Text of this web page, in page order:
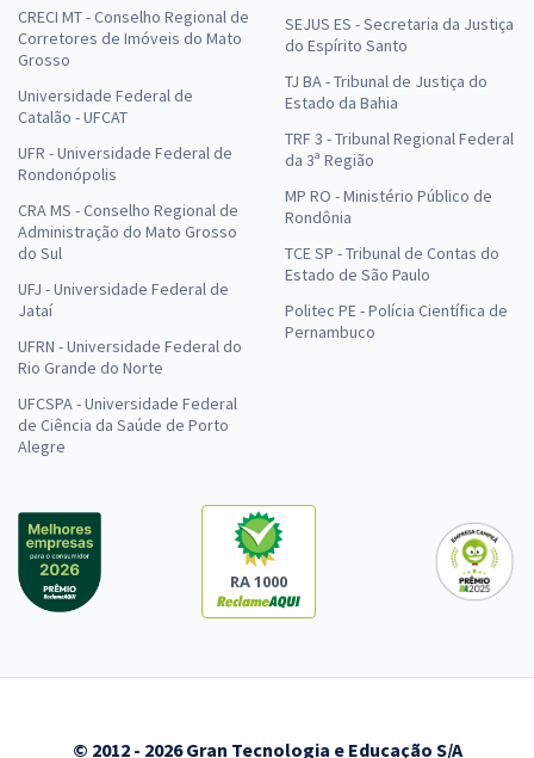
CRECI MT - Conselho Regional de
Corretores de Imóveis do Mato
Grosso
Universidade Federal de
Catalão - UFCAT
UFR - Universidade Federal de
Rondonópolis
CRA MS - Conselho Regional de
Administração do Mato Grosso
do Sul
UFJ - Universidade Federal de
Jataí
UFRN - Universidade Federal do
Rio Grande do Norte
UFCSPA - Universidade Federal
de Ciência da Saúde de Porto
Alegre
SEJUS ES - Secretaria da Justiça
do Espírito Santo
TJ BA - Tribunal de Justiça do
Estado da Bahia
TRF 3 - Tribunal Regional Federal
da 3ª Região
MP RO - Ministério Público de
Rondônia
TCE SP - Tribunal de Contas do
Estado de São Paulo
Politec PE - Polícia Científica de
Pernambuco
RA 1000
© 2012 - 2026 Gran Tecnologia e Educação S/A